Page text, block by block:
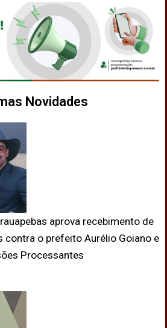
Novidades
aprova recebimento de
contra o prefeito Aurélio Goiano e
Processantes